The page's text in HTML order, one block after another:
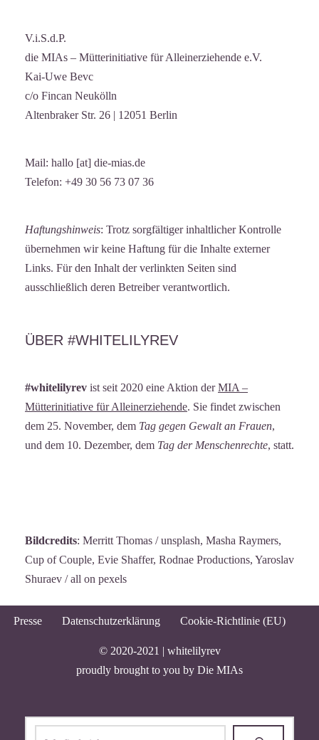
V.i.S.d.P.
die MIAs – Mütterinitiative für Alleinerziehende e.V.
Kai-Uwe Bevc
c/o Fincan Neukölln
Altenbraker Str. 26 | 12051 Berlin
Mail: hallo [at] die-mias.de
Telefon: +49 30 56 73 07 36
Haftungshinweis: Trotz sorgfältiger inhaltlicher Kontrolle
übernehmen wir keine Haftung für die Inhalte externer
Links. Für den Inhalt der verlinkten Seiten sind
ausschließlich deren Betreiber verantwortlich.
ÜBER #WHITELILYREV
#whitelilyrev ist seit 2020 eine Aktion derMIA –
Mütterinitiative für Alleinerziehende. Sie findet zwischen
dem 25. November, dem Tag gegen Gewalt an Frauen,
und dem 10. Dezember, dem Tag der Menschenrechte, statt.
Bildcredits: Merritt Thomas / unsplash, Masha Raymers,
Cup of Couple, Evie Shaffer, Rodnae Productions, Yaroslav
Shuraev / all on pexels
Presse Datenschutzerklärung Cookie-Richtlinie (EU)
© 2020-2021 | whitelilyrev
proudly brought to you by Die MIAs